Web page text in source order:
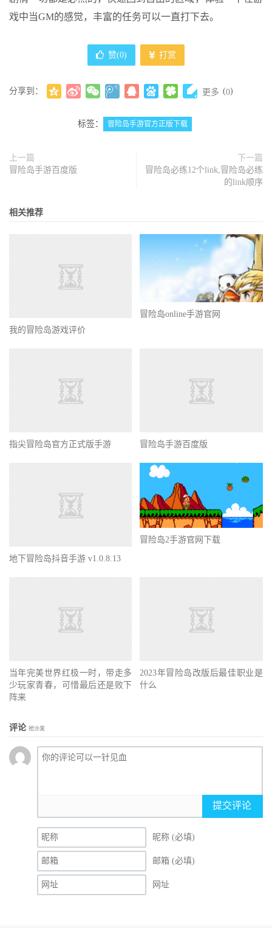
戏中当GM的感觉，丰富的任务可以一直打下去。
赞(0) 打赏
分享到： 更多 (0)
标签： 冒险岛手游官方正版下载
上一篇
冒险岛手游百度版
下一篇
冒险岛必练12个link,冒险岛必练
的link顺序
相关推荐
我的冒险岛游戏评价
冒险岛online手游官网
指尖冒险岛官方正式版手游 冒险岛手游百度版
地下冒险岛抖音手游 v1.0.8.13
冒险岛2手游官网下载
当年完美世界红极一时，带走多
少玩家青春，可惜最后还是败下
阵来
2023年冒险岛改版后最佳职业是
什么
评论 抢沙发
提交评论
昵称 (必填)
邮箱 (必填)
网址